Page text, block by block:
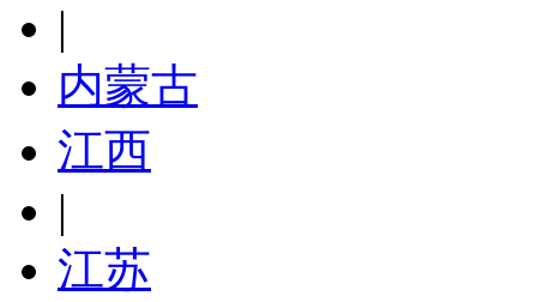
|
内蒙古
江西
|
江苏